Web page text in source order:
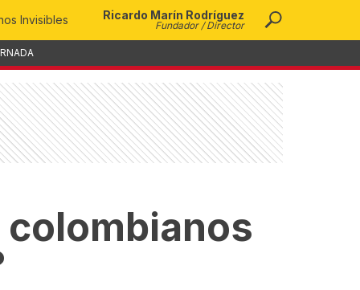
Invisibles Ricardo Marín Rodríguez
Fundador / Director